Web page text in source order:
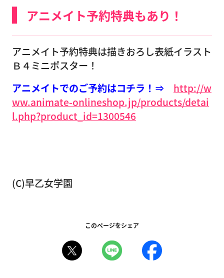
アニメイト予約特典もあり！
アニメイト予約特典は描きおろし表紙イラスト
Ｂ４ミニポスター！
アニメイトでのご予約はコチラ！⇒
http://w
ww.animate-onlineshop.jp/products/detai
l.php?product_id=1300546
(C)早乙女学園
このページをシェア